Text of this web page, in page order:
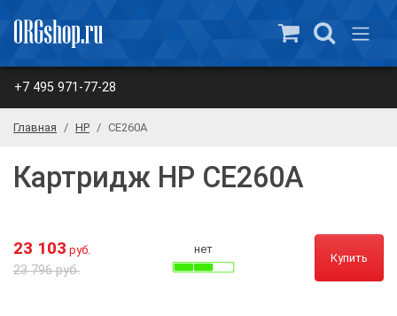
+7 495 971-77-28
Главная HP CE260A
Картридж HP CE260A
23 103 руб.
23 796 руб.
нет
Купить